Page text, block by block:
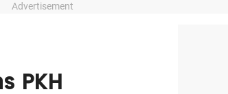
Advertisement
PKH